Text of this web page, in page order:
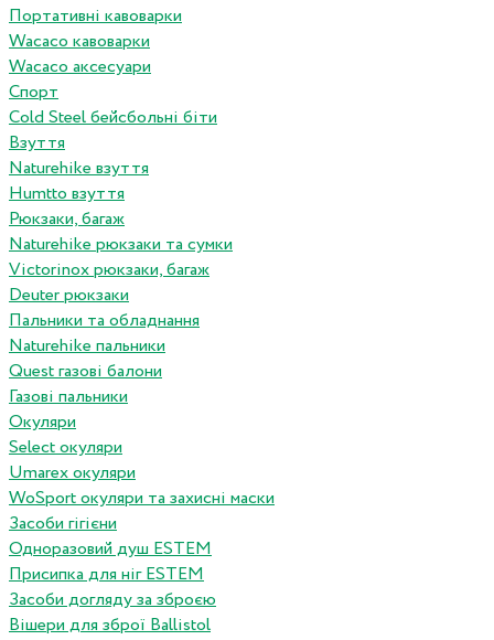
Портативні кавоварки
Wacaco кавоварки
Wacaco аксесуари
Спорт
Cold Steel бейсбольні біти
Взуття
Naturehike взуття
Humtto взуття
Рюкзаки, багаж
Naturehike рюкзаки та сумки
Victorinox рюкзаки, багаж
Deuter рюкзаки
Пальники та обладнання
Naturehike пальники
Quest газові балони
Газові пальники
Окуляри
Select окуляри
Umarex окуляри
WoSport окуляри та захисні маски
Засоби гігієни
Одноразовий душ ESTEM
Присипка для ніг ESTEM
Засоби догляду за зброєю
Вішери для зброї Ballistol